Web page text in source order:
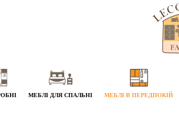
МЕБЛІ ДЛЯ СПАЛЬНІ МЕБЛІ В ПЕРЕДПОКІЙ